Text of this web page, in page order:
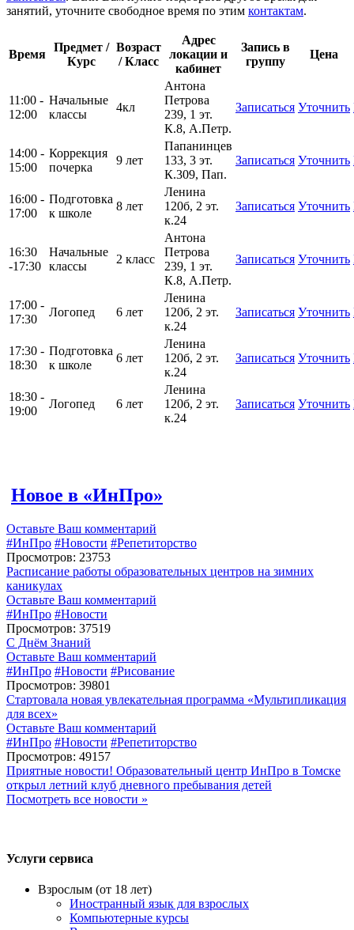
занятий, уточните свободное время по этим контактам.
Время
Предмет /
Курс
Возраст
/ Класс
Адрес
локации и
кабинет
Запись в
группу
Цена
11:00 -
12:00
Начальные
классы
4кл
Антона
Петрова
239, 1 эт.
К.8, А.Петр.
Записаться Уточнить
14:00 -
15:00
Коррекция
почерка
9 лет
Папанинцев
133, 3 эт.
К.309, Пап.
Записаться Уточнить
16:00 -
17:00
Подготовка
к школе
8 лет
Ленина
120б, 2 эт.
к.24
Записаться Уточнить
16:30
-17:30
Начальные
классы
2 класс
Антона
Петрова
239, 1 эт.
К.8, А.Петр.
Записаться Уточнить
17:00 -
17:30
Логопед 6 лет
Ленина
120б, 2 эт.
к.24
Записаться Уточнить
17:30 -
18:30
Подготовка
к школе
6 лет
Ленина
120б, 2 эт.
к.24
Записаться Уточнить
18:30 -
19:00
Логопед 6 лет
Ленина
120б, 2 эт.
к.24
Записаться Уточнить
Новое в «ИнПро»
Оставьте Ваш комментарий
#ИнПро #Новости #Репетиторство
Просмотров: 23753
Расписание работы образовательных центров на зимних
каникулах
Оставьте Ваш комментарий
#ИнПро #Новости
Просмотров: 37519
С Днём Знаний
Оставьте Ваш комментарий
#ИнПро #Новости #Рисование
Просмотров: 39801
Стартовала новая увлекательная программа «Мультипликация
для всех»
Оставьте Ваш комментарий
#ИнПро #Новости #Репетиторство
Просмотров: 49157
Приятные новости! Образовательный центр ИнПро в Томске
открыл летний клуб дневного пребывания детей
Посмотреть все новости »
Услуги сервиса
Взрослым (от 18 лет)
Иностранный язык для взрослых
Компьютерные курсы